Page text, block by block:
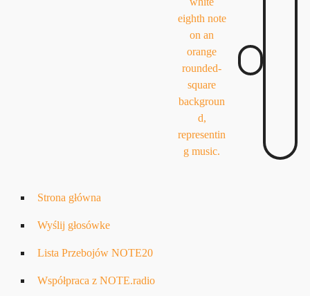
Strona główna
Wyślij głosówke
Lista Przebojów NOTE20
Współpraca z NOTE.radio